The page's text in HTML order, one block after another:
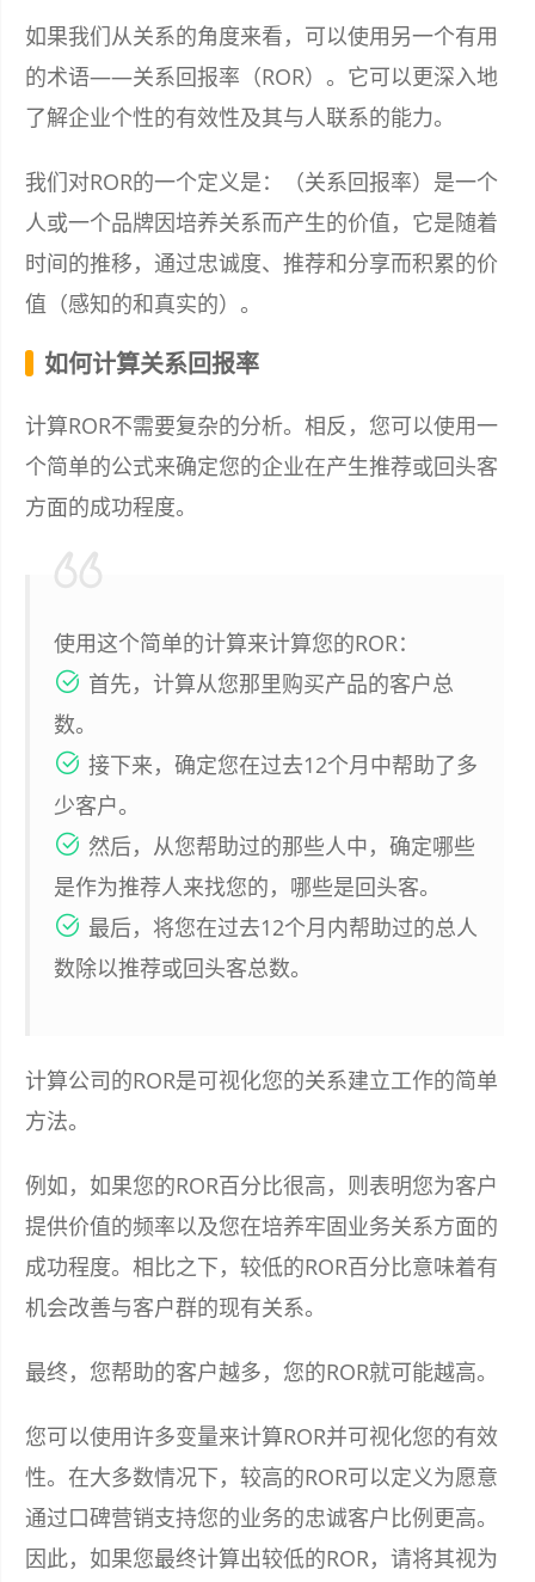
如果我们从关系的角度来看，可以使用另一个有用
的术语——关系回报率（ROR）。它可以更深入地
了解企业个性的有效性及其与人联系的能力。
我们对ROR的一个定义是：（关系回报率）是一个
人或一个品牌因培养关系而产生的价值，它是随着
时间的推移，通过忠诚度、推荐和分享而积累的价
值（感知的和真实的）。
如何计算关系回报率
计算ROR不需要复杂的分析。相反，您可以使用一
个简单的公式来确定您的企业在产生推荐或回头客
方面的成功程度。
使用这个简单的计算来计算您的ROR：
首先，计算从您那里购买产品的客户总
数。
接下来，确定您在过去12个月中帮助了多
少客户。
然后，从您帮助过的那些人中，确定哪些
是作为推荐人来找您的，哪些是回头客。
最后，将您在过去12个月内帮助过的总人
数除以推荐或回头客总数。
计算公司的ROR是可视化您的关系建立工作的简单
方法。
例如，如果您的ROR百分比很高，则表明您为客户
提供价值的频率以及您在培养牢固业务关系方面的
成功程度。相比之下，较低的ROR百分比意味着有
机会改善与客户群的现有关系。
最终，您帮助的客户越多，您的ROR就可能越高。
您可以使用许多变量来计算ROR并可视化您的有效
性。在大多数情况下，较高的ROR可以定义为愿意
通过口碑营销支持您的业务的忠诚客户比例更高。
因此，如果您最终计算出较低的ROR，请将其视为